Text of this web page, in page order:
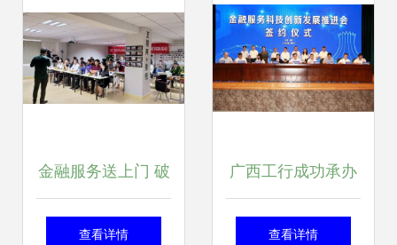
金融服务送上门 破
解小微融资难 海口
查看详情
广西工行成功承办
金融服务科技创新
查看详情